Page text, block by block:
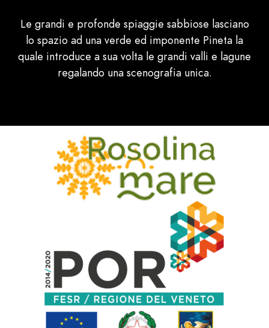
Le grandi e profonde spiaggie sabbiose lasciano
lo spazio ad una verde ed imponente Pineta la
quale introduce a sua volta le grandi valli e lagune
regalando una scenografia unica.